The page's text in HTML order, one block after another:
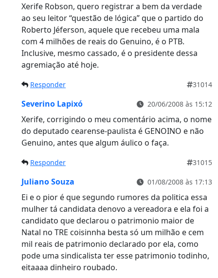
Xerife Robson, quero registrar a bem da verdade
ao seu leitor “questão de lógica” que o partido do
Roberto Jéferson, aquele que recebeu uma mala
com 4 milhões de reais do Genuino, é o PTB.
Inclusive, mesmo cassado, é o presidente dessa
agremiação até hoje.
Responder 31014
Severino Lapixó 20/06/2008 às 15:12
Xerife, corrigindo o meu comentário acima, o nome
do deputado cearense-paulista é GENOINO e não
Genuino, antes que algum áulico o faça.
Responder 31015
Juliano Souza 01/08/2008 às 17:13
Ei e o pior é que segundo rumores da politica essa
mulher tá candidata denovo a vereadora e ela foi a
candidato que declarou o patrimonio maior de
Natal no TRE coisinnha besta só um milhão e cem
mil reais de patrimonio declarado por ela, como
pode uma sindicalista ter esse patrimonio todinho,
eitaaaa dinheiro roubado.